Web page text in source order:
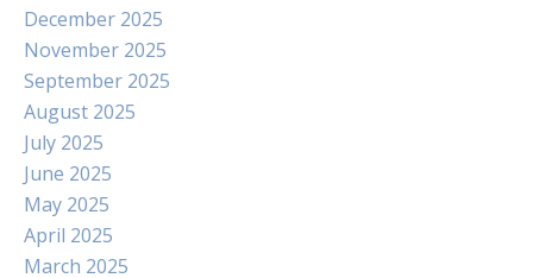
December 2025
November 2025
September 2025
August 2025
July 2025
June 2025
May 2025
April 2025
March 2025